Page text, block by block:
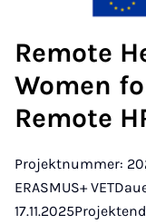
Remote
Women
Remote
Projektnummer:
ERASMUS+